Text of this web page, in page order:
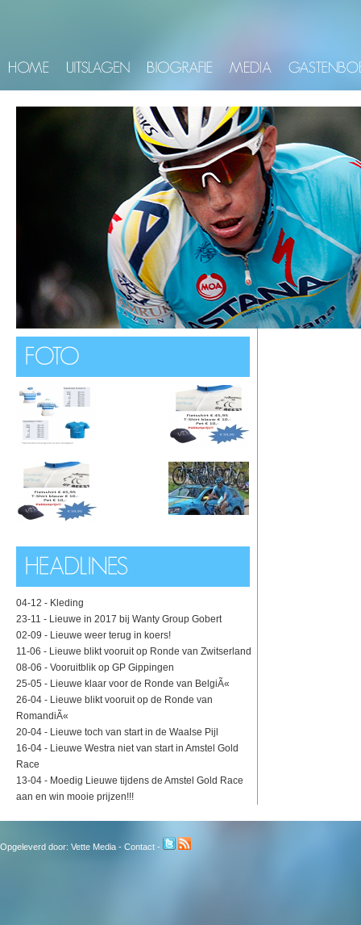
04-12 - Kleding
23-11 - Lieuwe in 2017 bij Wanty Group Gobert
02-09 - Lieuwe weer terug in koers!
11-06 - Lieuwe blikt vooruit op Ronde van Zwitserland
08-06 - Vooruitblik op GP Gippingen
25-05 - Lieuwe klaar voor de Ronde van BelgiÃ«
26-04 - Lieuwe blikt vooruit op de Ronde van
RomandiÃ«
20-04 - Lieuwe toch van start in de Waalse Pijl
16-04 - Lieuwe Westra niet van start in Amstel Gold
Race
13-04 - Moedig Lieuwe tijdens de Amstel Gold Race
aan en win mooie prijzen!!!
Opgeleverd door: Vette Media - Contact -